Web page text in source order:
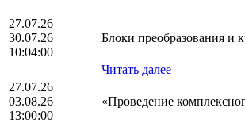
27.07.26
30.07.26
10:04:00
Блоки преобразования и
Читать далее
27.07.26
03.08.26
13:00:00
«Проведение